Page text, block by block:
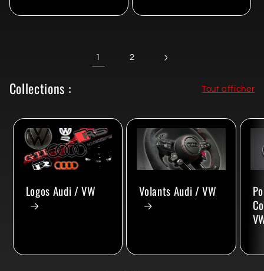
1 2
Collections : Tout afficher
Logos Audi / VW Volants Audi / VW